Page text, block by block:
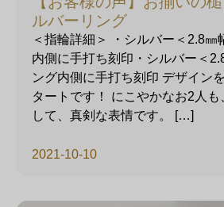
ルバーリング
2021-10-10
＜指輪詳細＞ ・シルバー＜2.8㎜
内側に手打ち刻印・シルバー＜
ング内側に手打ち刻印 デザイン
タートです！ にこやかなお2人
して、真剣な表情です。 […]